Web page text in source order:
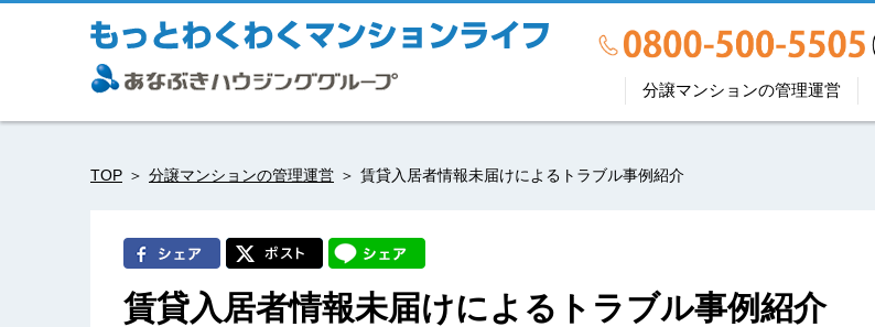
分譲マンションの管理運営
TOP 分譲マンションの管理運営 賃貸入居者情報未届けによるトラブル事例紹介
賃貸入居者情報未届けによるトラブル事例紹介